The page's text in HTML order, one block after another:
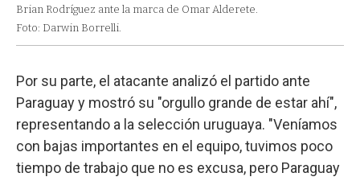
Brian Rodríguez ante la marca de Omar Alderete.
Foto: Darwin Borrelli.
Por su parte, el atacante analizó el partido ante
Paraguay y mostró su "orgullo grande de estar ahí",
representando a la selección uruguaya. "Veníamos
con bajas importantes en el equipo, tuvimos poco
tiempo de trabajo que no es excusa, pero Paraguay